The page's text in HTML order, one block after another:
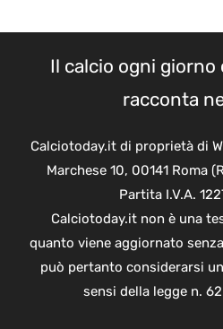
Il calcio ogni giorno
racconta
Calciotoday.it di proprietà di
Marchese 10, 00141 Roma
Partita I.V.A.
Calciotoday.it non è una
quanto viene aggiornato
può pertanto considerarsi
sensi della legge n.